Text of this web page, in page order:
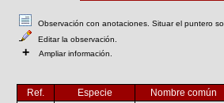
Observación con anotaciones. Situar el puntero
Editar la observación.
+ Ampliar información.
Ref. Especie Nombre común